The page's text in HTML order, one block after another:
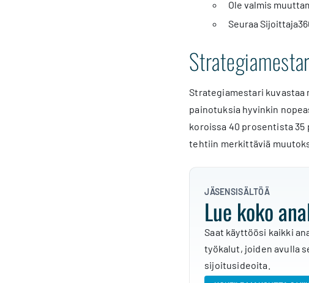
Ole valmis
Seuraa
Strategiamestari kuvastaa
painotuksia hyvinkin
koroissa 40 prosentista
tehtiin merkittäviä
JÄSENSISÄLTÖÄ
Lue koko
Saat käyttöösi kaikki
työkalut, joiden avulla
sijoitusideoita.